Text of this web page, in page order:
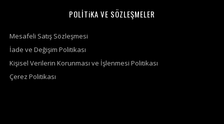
POLİTiKA VE SÖZLEŞMELER
Mesafeli Satış Sözleşmesi
İade ve Değişim Politikası
Kişisel Verilerin Korunması ve İşlenmesi Politikası
Çerez Politikası